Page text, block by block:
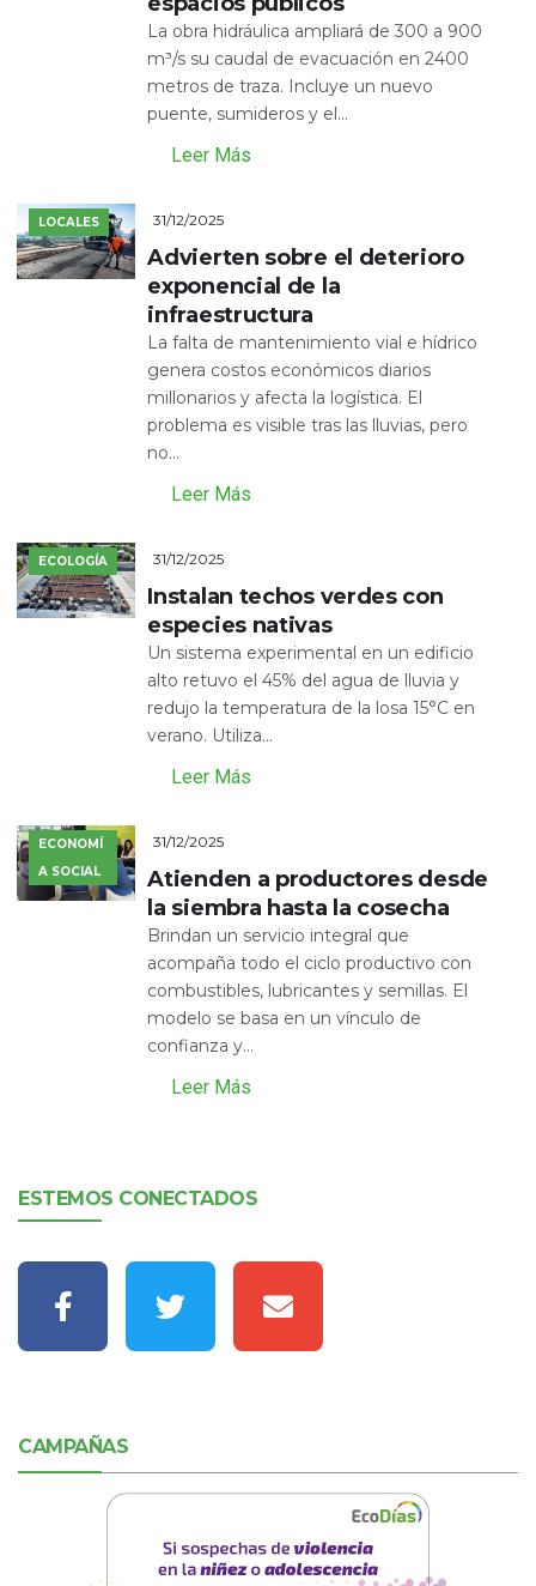
La obra hidráulica ampliará de 300 a 900
m³/s su caudal de evacuación en 2400
metros de traza. Incluye un nuevo
puente, sumideros y el...
Leer Más
LOCALES 31/12/2025
Advierten sobre el deterioro
exponencial de la
infraestructura
La falta de mantenimiento vial e hídrico
genera costos económicos diarios
millonarios y afecta la logística. El
problema es visible tras las lluvias, pero
no...
Leer Más
ECOLOGÍA 31/12/2025
Instalan techos verdes con
especies nativas
Un sistema experimental en un edificio
alto retuvo el 45% del agua de lluvia y
redujo la temperatura de la losa 15°C en
verano. Utiliza...
Leer Más
ECONOMÍ
A SOCIAL
31/12/2025
Atienden a productores desde
la siembra hasta la cosecha
Brindan un servicio integral que
acompaña todo el ciclo productivo con
combustibles, lubricantes y semillas. El
modelo se basa en un vínculo de
confianza y...
Leer Más
ESTEMOS CONECTADOS
CAMPAÑAS